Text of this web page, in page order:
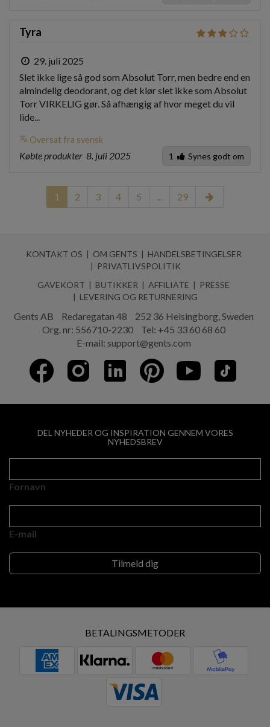
Tyra
29. juli 2025
Slet ikke lige så god som Absolut Torr, men bedre end en
almindelig deodorant, og det klør slet ikke som Absolut
Torr VIRKELIG gør. Så afhængig af hvor meget du vil
lide...
translate Oversat fra svensk
Købte produkter 8. juli 2025 1 Synes godt om
1 2 3 4 5 29
KONTAKT OS OM GENTS
HANDELSBETINGELSER
PRIVATLIVSPOLITIK
GAVEKORT
BUTIKKER AFFILIATE
PRESSE
LEVERING OG RETURNERING
Gents AB Redaregatan 48
252 36 Helsingborg, Sweden
Org. nr: 556710-2230
Tel: +45 33 60 68 60
E-mail: support@gents.com
DEL NYHEDER OG INSPIRATION GENNEM VORES
NYHEDSBREV
Fornavn
E-mail
BETALINGSMETODER